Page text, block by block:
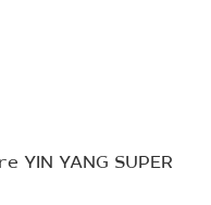
YIN YANG SUPER